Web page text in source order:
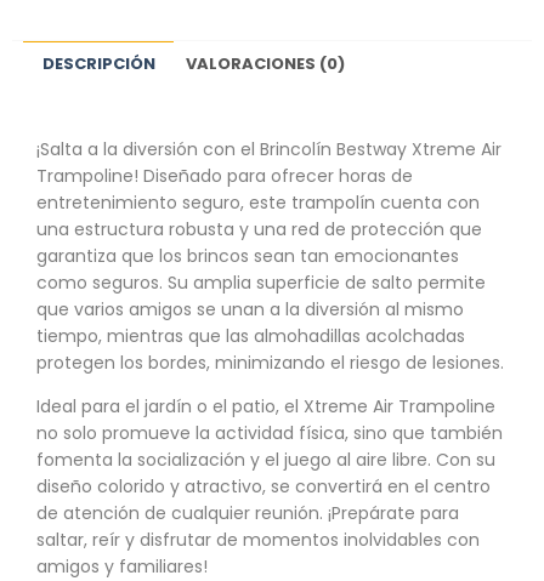
DESCRIPCIÓN VALORACIONES (0)
¡Salta a la diversión con el Brincolín Bestway Xtreme Air
Trampoline! Diseñado para ofrecer horas de
entretenimiento seguro, este trampolín cuenta con
una estructura robusta y una red de protección que
garantiza que los brincos sean tan emocionantes
como seguros. Su amplia superficie de salto permite
que varios amigos se unan a la diversión al mismo
tiempo, mientras que las almohadillas acolchadas
protegen los bordes, minimizando el riesgo de lesiones.
Ideal para el jardín o el patio, el Xtreme Air Trampoline
no solo promueve la actividad física, sino que también
fomenta la socialización y el juego al aire libre. Con su
diseño colorido y atractivo, se convertirá en el centro
de atención de cualquier reunión. ¡Prepárate para
saltar, reír y disfrutar de momentos inolvidables con
amigos y familiares!